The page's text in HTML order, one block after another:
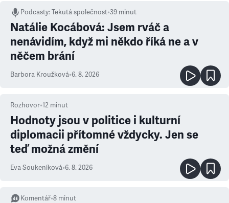
Podcasty:Tekutá společnost•39 minut
Natálie Kocábová: Jsem rváč a
nenávidím, když mi někdo říká ne a v
něčem brání
Barbora Kroužková•6. 8. 2026
Rozhovor•12 minut
Hodnoty jsou v politice i kulturní
diplomacii přítomné vždycky. Jen se
teď možná změní
Eva Soukeníková•6. 8. 2026
Komentář•8 minut